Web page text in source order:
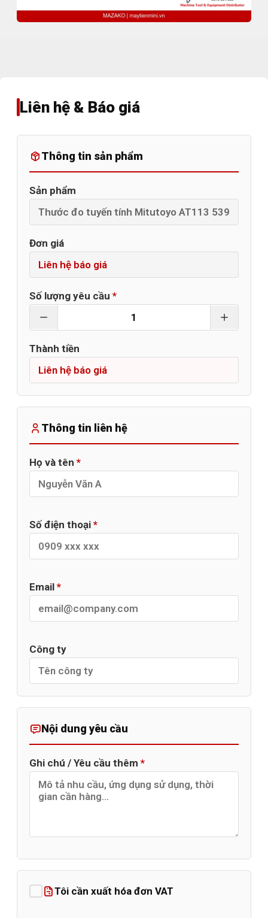
Liên hệ & Báo giá
Thông tin sản phẩm
Sản phẩm
Đơn giá
Số lượng yêu cầu *
Thành tiền
Thông tin liên hệ
Họ và tên *
Số điện thoại *
Email *
Công ty
Nội dung yêu cầu
Ghi chú / Yêu cầu thêm *
Tôi cần xuất hóa đơn VAT